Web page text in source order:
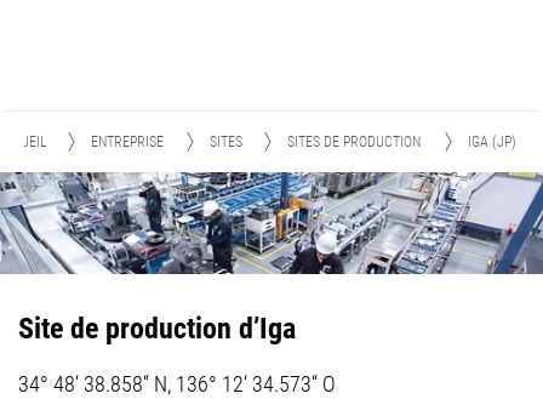
ENTREPRISE SITES SITES DE PRODUCTION IGA (JP)
Site de production d’Iga
34° 48‘ 38.858“ N, 136° 12‘ 34.573“ O